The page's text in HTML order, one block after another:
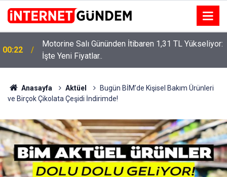
Motorine Salı Gününden İtibaren 1,31 TL Yükseliyor:
İşte Yeni Fiyatlar..
15:58
Neşet Ertaş’a “Bozkırın Tezenesi” Lakabını Kim
Verdi? Beyaz’la Joker Sorusunun Cevabı Merak
Edildi
Anasayfa Aktüel
Bugün BİM’de Kişisel Bakım Ürünleri
ve Birçok Çikolata Çeşidi İndirimde!